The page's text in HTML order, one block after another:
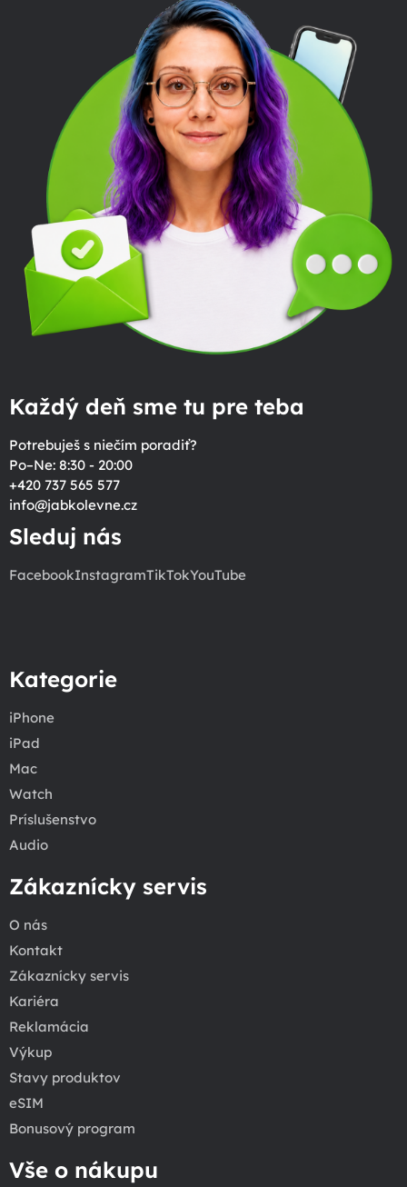
Každý deň sme tu pre teba
Potrebuješ s niečím poradiť?
Po–Ne: 8:30 - 20:00
+420 737 565 577
info@jabkolevne.cz
Sleduj nás
FacebookInstagramTikTokYouTube
Kategorie
iPhone
iPad
Mac
Watch
Príslušenstvo
Audio
Zákaznícky servis
O nás
Kontakt
Zákaznícky servis
Kariéra
Reklamácia
Výkup
Stavy produktov
eSIM
Bonusový program
Vše o nákupu